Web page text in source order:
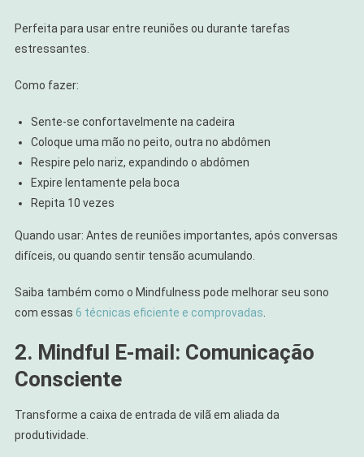
Perfeita para usar entre reuniões ou durante tarefas
estressantes.
Como fazer:
Sente-se confortavelmente na cadeira
Coloque uma mão no peito, outra no abdômen
Respire pelo nariz, expandindo o abdômen
Expire lentamente pela boca
Repita 10 vezes
Quando usar: Antes de reuniões importantes, após conversas
difíceis, ou quando sentir tensão acumulando.
Saiba também como o Mindfulness pode melhorar seu sono
com essas 6 técnicas eficiente e comprovadas
2. Mindful E-mail: Comunicação
Consciente
Transforme a caixa de entrada de vilã em aliada da
produtividade.